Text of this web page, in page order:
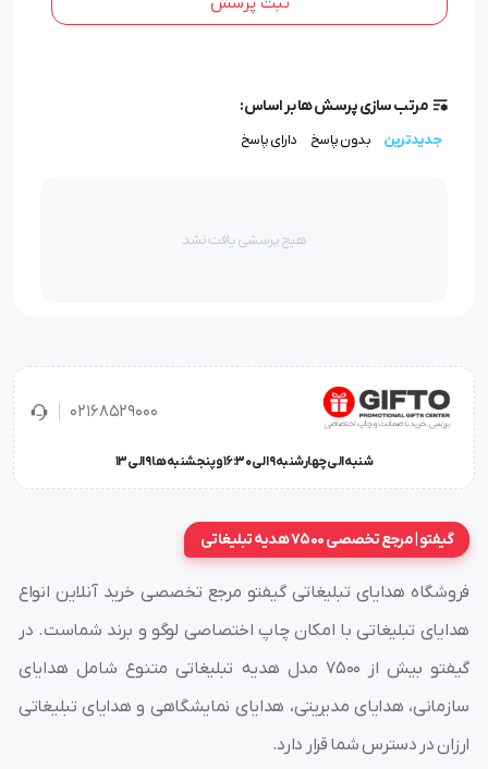
مرتب سازی پرسش ها بر اساس:
جدیدترین بدون پاسخ دارای پاسخ
هیچ پرسشی یافت نشد
02168529000
شنبه الی چهارشنبه 9 الی 16:30 و پنجشنبه ها 9 الی 13
گیفتو | مرجع تخصصی 7500 هدیه تبلیغاتی
فروشگاه هدایای تبلیغاتی گیفتو مرجع تخصصی خرید آنلاین انواع
هدایای تبلیغاتی با امکان چاپ اختصاصی لوگو و برند شماست. در
گیفتو بیش از ۷۵۰۰ مدل هدیه تبلیغاتی متنوع شامل هدایای
سازمانی، هدایای مدیریتی، هدایای نمایشگاهی و هدایای تبلیغاتی
ارزان در دسترس شما قرار دارد.